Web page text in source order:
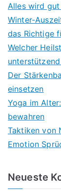
Alles wird
Winter-
das Richtige
Welcher
Der
einsetzen
Yoga im
bewahren
Taktiken von
Emotion
Neueste